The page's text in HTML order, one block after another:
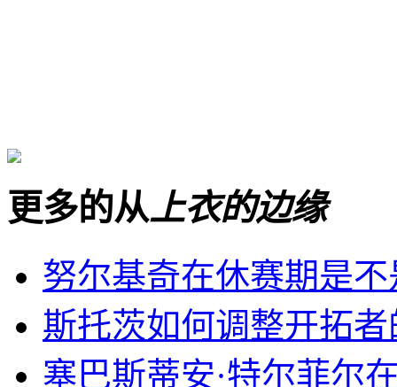
更多的从上衣的边缘
努尔基奇在休赛期是不
斯托茨如何调整开拓
塞巴斯蒂安·特尔菲尔